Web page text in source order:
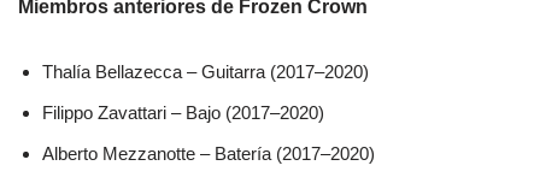
Miembros anteriores de Frozen Crown
Thalía Bellazecca – Guitarra (2017–2020)
Filippo Zavattari – Bajo (2017–2020)
Alberto Mezzanotte – Batería (2017–2020)